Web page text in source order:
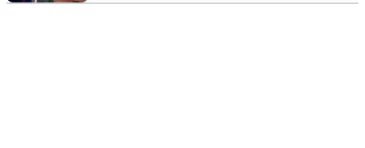
naar het kantoor geroepen'